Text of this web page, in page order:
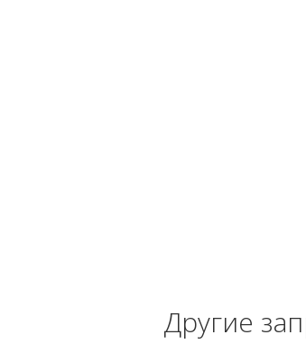
Другие